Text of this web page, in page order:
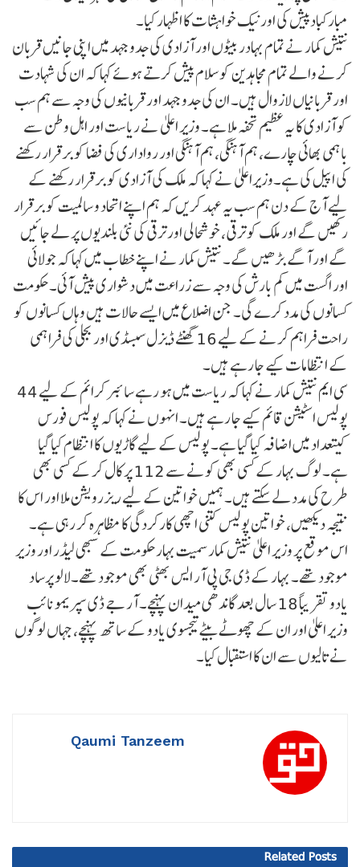
مبارکبادپیش کی اور نیک خواہشات کا اظہار کیا۔
نتیش کمار نے تمام بہادر بیٹوں اور آزادی کی جدوجہد میں اپنی جانیں قربان
کرنے والے تمام مجاہدین کو سلام پیش کرتے ہوئے کہا کہ ان کی شہادت
اور قربانیاں لازوال ہیں۔ ان کی جدوجہد اور قربانیوں کی وجہ سے ہم سب
کو آزادی کا یہ عظیم تحفہ ملا ہے۔ وزیر اعلیٰ نے ریاست اور اہل وطن سے
باہمی بھائی چارے، ہم آہنگی، ہم آہنگی اور رواداری کی فضا کو برقرار رکھنے
کی اپیل کی ہے۔وزیراعلیٰ نے کہا کہ ملک کی آزادی کو برقرار رکھنے کے
لیے آج کے دن ہم سب یہ عہد کریں کہ ہم اپنے اتحاد و سالمیت کو برقرار
رکھیں گے اور ملک کو ترقی، خوشحالی اور ترقی کی نئی بلندیوں پر لے جائیں
گے اور آگے بڑھیں گے۔ نتیش کمار نے اپنے خطاب میں کہا کہ جولائی
اور اگست میں کم بارش کی وجہ سے زراعت میں دشواری پیش آئی۔ حکومت
کسانوں کی مدد کرے گی۔ جن اضلاع میں ایسے حالات ہیں وہاں کسانوں کو
راحت فراہم کرنے کے لیے 16 گھنٹے ڈیزل سبسڈی اور بجلی کی فراہمی
کے انتظامات کیے جا رہے ہیں۔
سی ایم نتیش کمار نے کہا کہ ریاست میں ہو رہے سائبر کرائم کے لیے 44
پولیس اسٹیشن قائم کیے جا رہے ہیں۔ انہوں نے کہا کہ پولیس فورس
کیتعداد میں اضافہ کیا گیا ہے۔ پولیس کے لیے گاڑیوں کا انتظام کیا گیا
ہے۔ لوگ بہار کے کسی بھی کونے سے 112 پر کال کر کے کسی بھی
طرح کی مدد لے سکتے ہیں۔ ہمیں خواتین کے لیے ریزرویشن ملا اور اس کا
نتیجہ دیکھیں، خواتین پولیس کتنی اچھی کارکردگی کا مظاہرہ کر رہی ہے۔
اس موقع پر وزیر اعلیٰ نتیش کمار سمیت بہار حکومت کے سبھی لیڈر اور وزیر
موجود تھے۔ بہار کے ڈی جی پی آر ایس بھٹی بھی موجود تھے۔لالو پرساد
یادو تقریباً 18 سال بعد گاندھی میدان پہنچے۔ آر جے ڈی سپریمو نائب
وزیر اعلیٰ اور ان کے چھوٹے بیٹے تیجسوی یادو کے ساتھ پہنچے، جہاں لوگوں
نے تالیوں سے ان کا استقبال کیا۔
Qaumi Tanzeem
Related Posts